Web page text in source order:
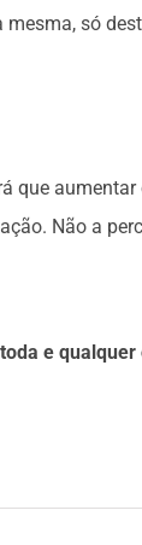
só
Não a
e qualquer